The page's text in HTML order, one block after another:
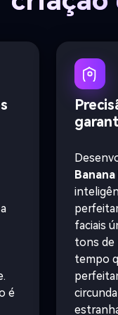
é
Banana
faciais
tons de
tempo